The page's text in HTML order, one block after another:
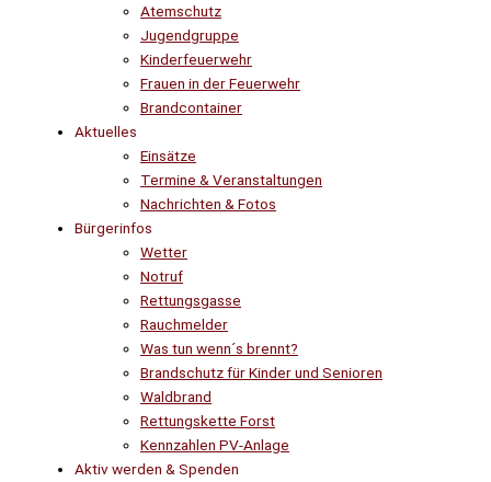
Atemschutz
Jugendgruppe
Kinderfeuerwehr
Frauen in der Feuerwehr
Brandcontainer
Aktuelles
Einsätze
Termine & Veranstaltungen
Nachrichten & Fotos
Bürgerinfos
Wetter
Notruf
Rettungsgasse
Rauchmelder
Was tun wenn´s brennt?
Brandschutz für Kinder und Senioren
Waldbrand
Rettungskette Forst
Kennzahlen PV-Anlage
Aktiv werden & Spenden